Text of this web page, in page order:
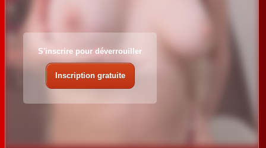
S'inscrire pour déverrouiller
Inscription gratuite